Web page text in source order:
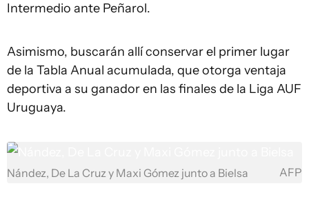
Intermedio ante Peñarol.
Asimismo, buscarán allí conservar el primer lugar
de la Tabla Anual acumulada, que otorga ventaja
deportiva a su ganador en las finales de la Liga AUF
Uruguaya.
Nández, De La Cruz y Maxi Gómez junto a Bielsa AFP